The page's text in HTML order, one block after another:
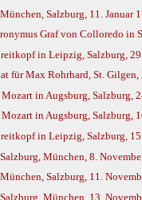
Salzburg, 11. Januar
Graf von Colloredo in
in Leipzig, Salzburg,
für Max Rohrhard, St.
in Augsburg, Salzburg,
in Augsburg, Salzburg,
in Leipzig, Salzburg,
München, 8.
Salzburg, 11.
München, 13.